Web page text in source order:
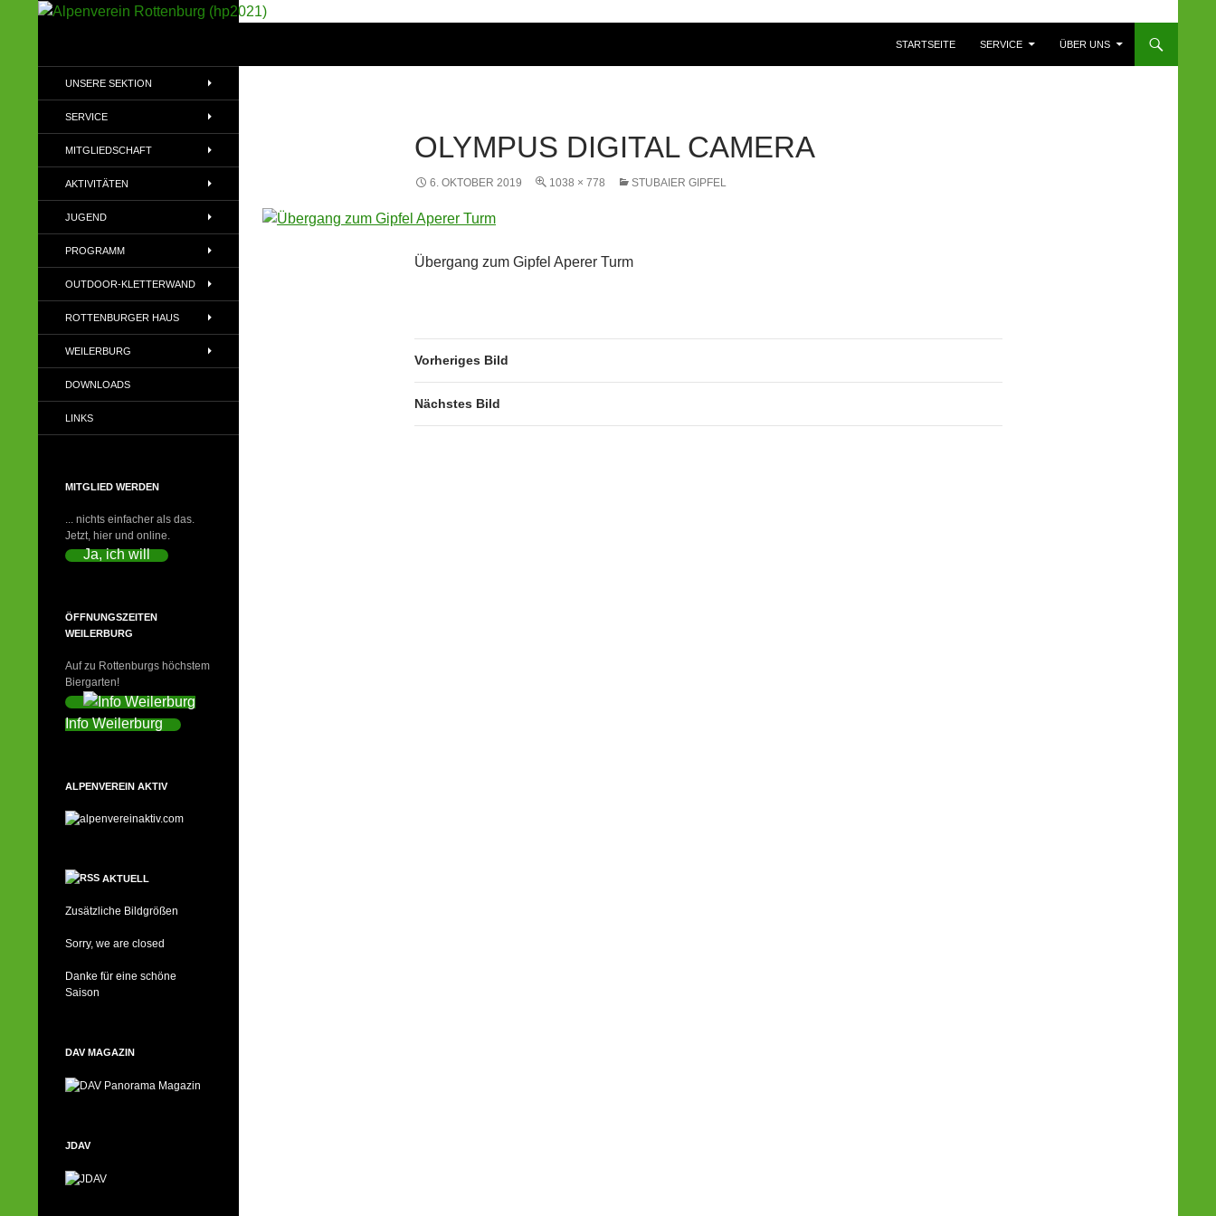
STARTSEITE
SERVICE ÜBER UNS
OLYMPUS DIGITAL CAMERA
6. OKTOBER 2019 1038 × 778 STUBAIER GIPFEL
Übergang zum Gipfel Aperer Turm
Vorheriges Bild
Nächstes Bild
(DAV)
UNSERE SEKTION
SERVICE
MITGLIEDSCHAFT
AKTIVITÄTEN
JUGEND
PROGRAMM
OUTDOOR-KLETTERWAND
ROTTENBURGER HAUS
WEILERBURG
DOWNLOADS
LINKS
MITGLIED WERDEN
... nichts einfacher als das.
Jetzt, hier und online.
Ja, ich will
ÖFFNUNGSZEITEN
WEILERBURG
Auf zu Rottenburgs höchstem
Biergarten!
Info Weilerburg
ALPENVEREIN AKTIV
AKTUELL
Zusätzliche Bildgrößen
Sorry, we are closed
Danke für eine schöne
Saison
DAV MAGAZIN
JDAV